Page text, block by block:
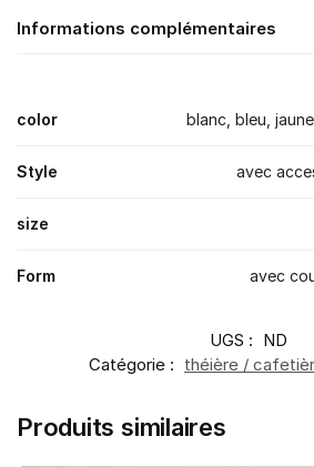
Informations complémentaires
color blanc, bleu,
Style avec
size
Form avec
UGS : ND
Catégorie : théière /
Produits similaires